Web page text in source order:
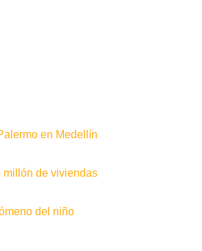
en Medellín
millón de viviendas
del niño